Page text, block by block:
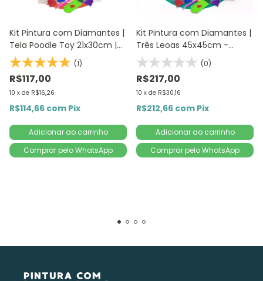
Kit Pintura com Diamantes |
Tela Poodle Toy 21x30cm |
Diamond Painting 5D DIY
(1)
R$117,00
10 x de R$16,26
R$114,66 com Pix
Comprar pelo WhatsApp
Kit Pintura com Diamantes |
Três Leoas 45x45cm -
Diamante Redondo |
Diamond Painting 5D DIY
(0)
R$217,00
10 x de R$30,16
R$212,66 com Pix
Comprar pelo WhatsApp